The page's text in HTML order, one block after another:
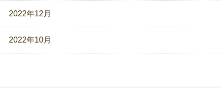
2022年12月
2022年10月